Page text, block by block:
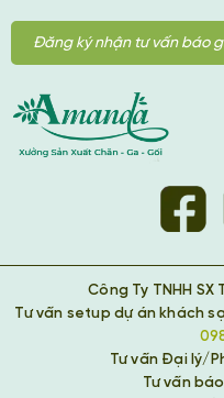
Công Ty TNHH SX
Tư vấn setup dự án khách
Tư vấn Đại lý/
Tư vấn